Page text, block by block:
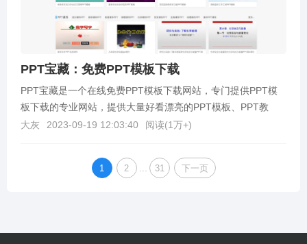
PPT宝藏：免费PPT模板下载
PPT宝藏是一个在线免费PPT模板下载网站，专门提供PPT模
板下载的专业网站，提供大量好看漂亮的PPT模板、PPT教
程、Powerpoint模板、幻灯片模板、P...
大灰 2023-09-19 12:03:40 阅读(1万+)
1 2 31 下一页